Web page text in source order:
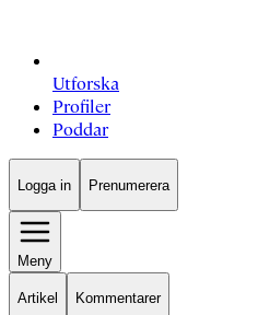
Utforska
Profiler
Poddar
Logga in Prenumerera
Meny
Artikel Kommentarer